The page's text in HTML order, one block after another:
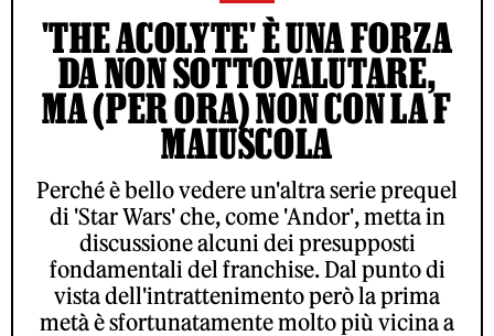
'THE ACOLYTE' È UNA FORZA
DA NON SOTTOVALUTARE,
MA (PER ORA) NON CON LA F
MAIUSCOLA
Perché è bello vedere un'altra serie prequel
di 'Star Wars' che, come 'Andor', metta in
discussione alcuni dei presupposti
fondamentali del franchise. Dal punto di
vista dell'intrattenimento però la prima
metà è sfortunatamente molto più vicina a